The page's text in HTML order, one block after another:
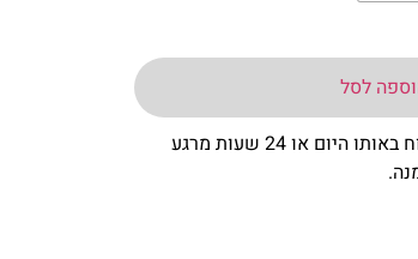
לסל
– באר שבע שפלה ודרום משלוח באותו היום או 24 שעות מרגע